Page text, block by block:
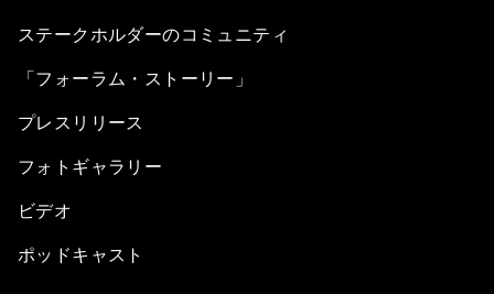
ステークホルダーのコミュニティ
「フォーラム・ストーリー」
プレスリリース
フォトギャラリー
ビデオ
ポッドキャスト